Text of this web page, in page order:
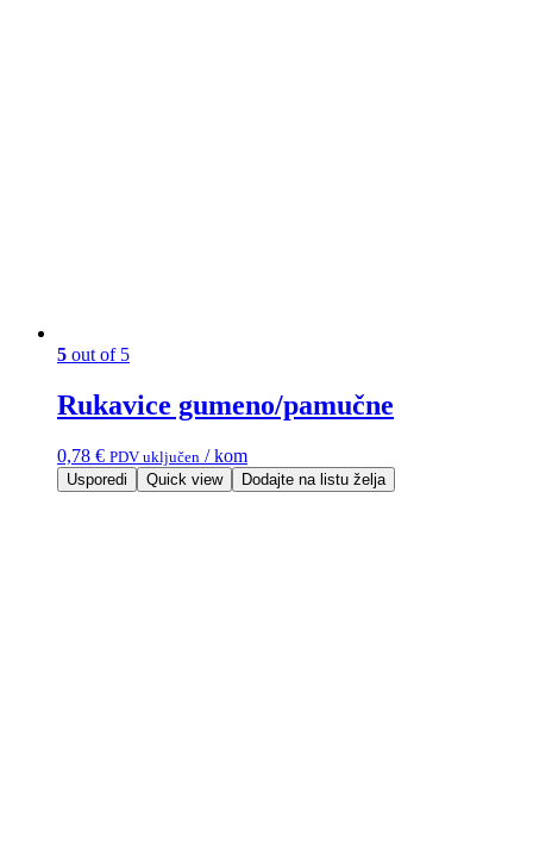
5 out of 5
Rukavice gumeno/pamučne
0,78 € PDV uključen / kom
Usporedi Quick view Dodajte na listu želja